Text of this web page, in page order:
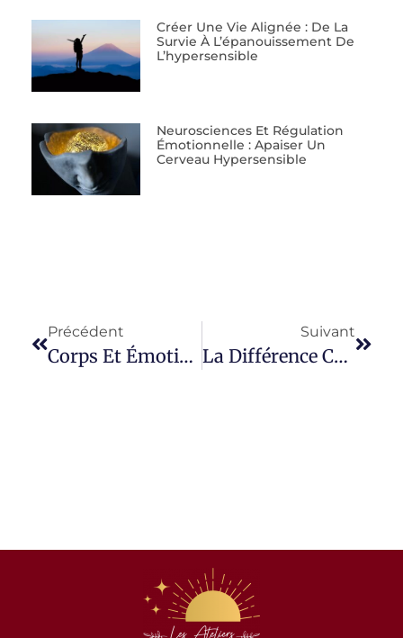
Créer Une Vie Alignée : De La
Survie À L’épanouissement De
L’hypersensible
Neurosciences Et Régulation
Émotionnelle : Apaiser Un
Cerveau Hypersensible
Précédent
Corps Et Émotions : Réapprendre À Écouter Son Corps Pour Libérer Ses Émotions
Suivant
La Différence Comme Force : Révéler Son Unicité D’hypersensible Et Haut Potentiel